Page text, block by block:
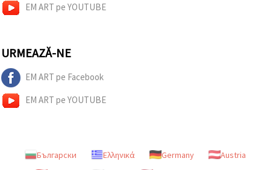
EM ART pe YOUTUBE
URMEAZĂ-NE
EM ART pe Facebook
EM ART pe YOUTUBE
Български Ελληνικά Germany
Austria